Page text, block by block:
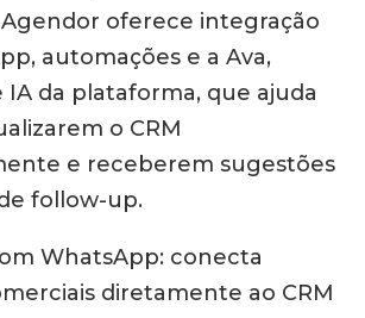
oferece integração
automações e a Ava,
IA da plataforma, que ajuda
o CRM
e receberem sugestões
follow-up.
WhatsApp: conecta
diretamente ao CRM